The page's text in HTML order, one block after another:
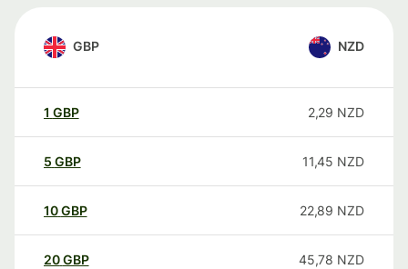
GBP NZD
1 GBP 2,29 NZD
5 GBP 11,45 NZD
10GBP 22,89 NZD
20GBP 45,78 NZD